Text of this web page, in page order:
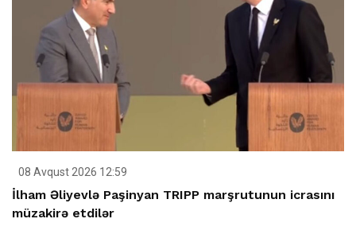
08 Avqust 2026 12:59
İlham Əliyevlə Paşinyan TRIPP marşrutunun icrasını
müzakirə etdilər